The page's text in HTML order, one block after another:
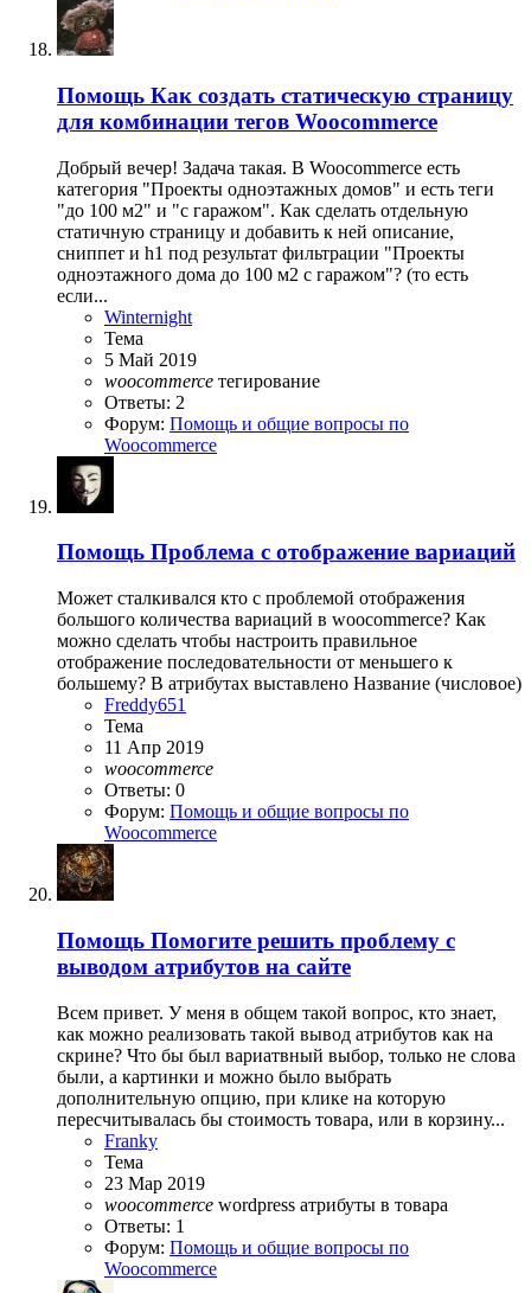
Помощь Как создать статическую страницу
для комбинации тегов Woocommerce
Добрый вечер! Задача такая. В Woocommerce есть
категория "Проекты одноэтажных домов" и есть теги
"до 100 м2" и "с гаражом". Как сделать отдельную
статичную страницу и добавить к ней описание,
сниппет и h1 под результат фильтрации "Проекты
одноэтажного дома до 100 м2 с гаражом"? (то есть
если...
Winternight
Тема
5 Май 2019
woocommerce тегирование
Ответы: 2
Форум: Помощь и общие вопросы по
Woocommerce
Помощь Проблема с отображение вариаций
Может сталкивался кто с проблемой отображения
большого количества вариаций в woocommerce? Как
можно сделать чтобы настроить правильное
отображение последовательности от меньшего к
большему? В атрибутах выставлено Название (числовое)
Freddy651
Тема
11 Апр 2019
woocommerce
Ответы: 0
Форум: Помощь и общие вопросы по
Woocommerce
Помощь Помогите решить проблему с
выводом атрибутов на сайте
Всем привет. У меня в общем такой вопрос, кто знает,
как можно реализовать такой вывод атрибутов как на
скрине? Что бы был вариатвный выбор, только не слова
были, а картинки и можно было выбрать
дополнительную опцию, при клике на которую
пересчитывалась бы стоимость товара, или в корзину...
Franky
Тема
23 Мар 2019
woocommerce wordpress атрибуты в товара
Ответы: 1
Форум: Помощь и общие вопросы по
Woocommerce